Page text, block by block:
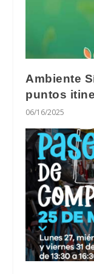
Ambiente
puntos
06/16/2025